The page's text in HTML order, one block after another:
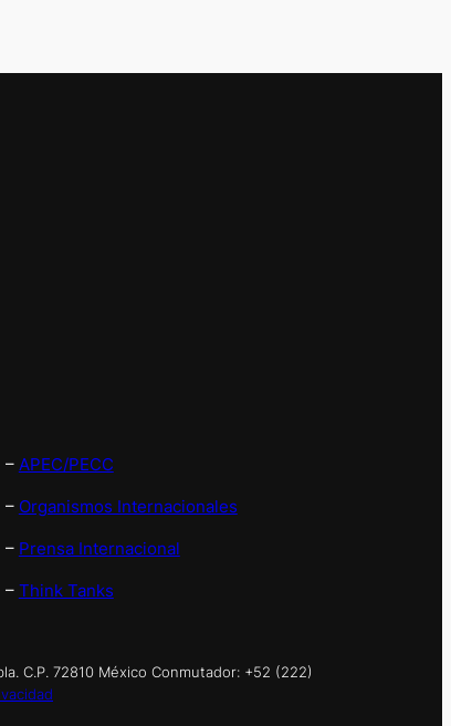
– APEC/PECC
– Organismos Internacionales
– Prensa Internacional
– Think Tanks
C.P. 72810 México Conmutador: +52 (222)